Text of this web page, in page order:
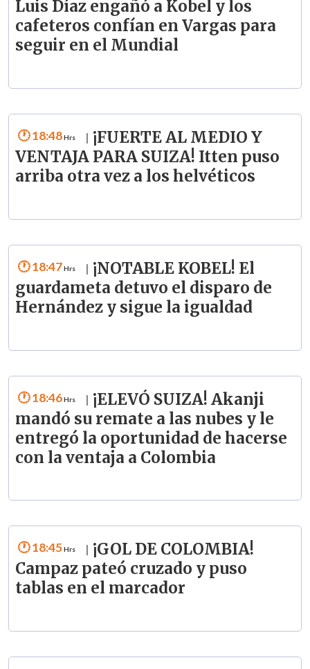
Luis Díaz engañó a Kobel y los
cafeteros confían en Vargas para
seguir en el Mundial
18:48
¡FUERTE AL MEDIO Y
VENTAJA PARA SUIZA! Itten puso
arriba otra vez a los helvéticos
18:47
¡NOTABLE KOBEL! El
guardameta detuvo el disparo de
Hernández y sigue la igualdad
18:46
¡ELEVÓ SUIZA! Akanji
mandó su remate a las nubes y le
entregó la oportunidad de hacerse
con la ventaja a Colombia
18:45
¡GOL DE COLOMBIA!
Campaz pateó cruzado y puso
tablas en el marcador